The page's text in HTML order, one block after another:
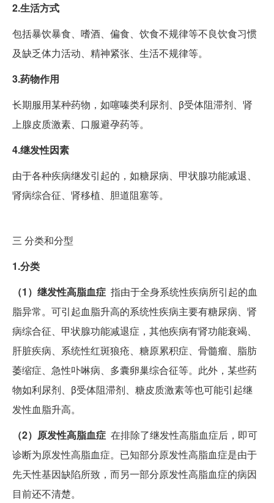
2.生活方式
包括暴饮暴食、嗜酒、偏食、饮食不规律等不良饮食习惯
及缺乏体力活动、精神紧张、生活不规律等。
3.药物作用
长期服用某种药物，如噻嗪类利尿剂、β受体阻滞剂、肾
上腺皮质激素、口服避孕药等。
4.继发性因素
由于各种疾病继发引起的，如糖尿病、甲状腺功能减退、
肾病综合征、肾移植、胆道阻塞等。
三 分类和分型
1.分类
（1）继发性高脂血症 指由于全身系统性疾病所引起的血
脂异常。可引起血脂升高的系统性疾病主要有糖尿病、肾
病综合征、甲状腺功能减退症，其他疾病有肾功能衰竭、
肝脏疾病、系统性红斑狼疮、糖原累积症、骨髓瘤、脂肪
萎缩症、急性卟啉病、多囊卵巢综合征等。此外，某些药
物如利尿剂、β受体阻滞剂、糖皮质激素等也可能引起继
发性血脂升高。
（2）原发性高脂血症 在排除了继发性高脂血症后，即可
诊断为原发性高脂血症。已知部分原发性高脂血症是由于
先天性基因缺陷所致，而另一部分原发性高脂血症的病因
目前还不清楚。